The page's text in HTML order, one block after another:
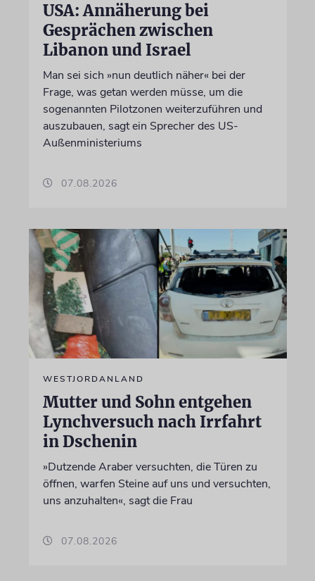
USA: Annäherung bei
Gesprächen zwischen
Libanon und Israel
Man sei sich »nun deutlich näher« bei der
Frage, was getan werden müsse, um die
sogenannten Pilotzonen weiterzuführen und
auszubauen, sagt ein Sprecher des US-
Außenministeriums
07.08.2026
WESTJORDANLAND
Mutter und Sohn entgehen
Lynchversuch nach Irrfahrt
in Dschenin
»Dutzende Araber versuchten, die Türen zu
öffnen, warfen Steine auf uns und versuchten,
uns anzuhalten«, sagt die Frau
07.08.2026